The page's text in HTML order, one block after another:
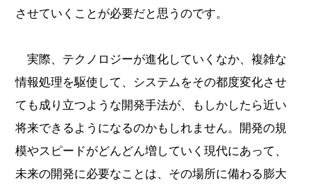
させていくことが必要だと思うのです。
実際、テクノロジーが進化していくなか、複雑な
情報処理を駆使して、システムをその都度変化させ
ても成り立つような開発手法が、もしかしたら近い
将来できるようになるのかもしれません。開発の規
模やスピードがどんどん増していく現代にあって、
未来の開発に必要なことは、その場所に備わる膨大